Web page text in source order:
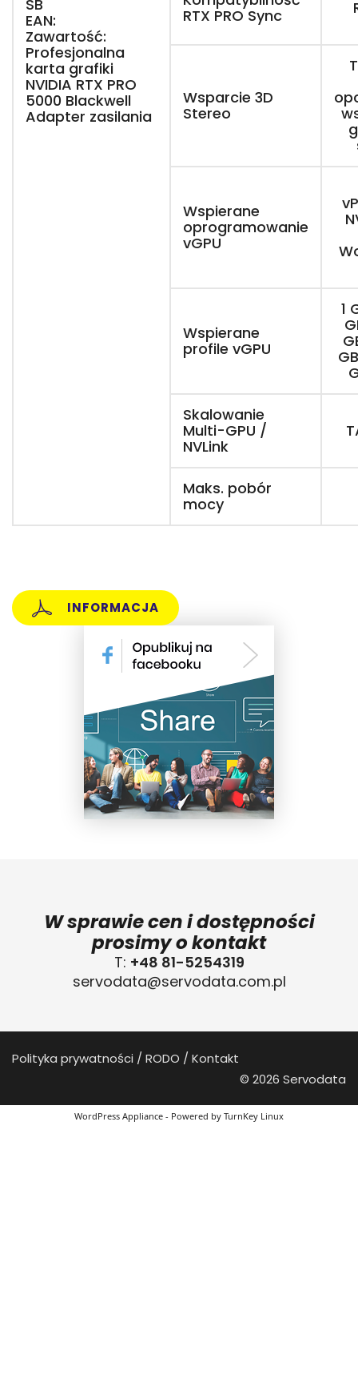
SB
EAN:
Zawartość:
Profesjonalna
karta grafiki
NVIDIA RTX PRO
5000 Blackwell
Adapter zasilania
RTX PRO Sync
Wsparcie 3D
Stereo
Wspierane
oprogramowanie
vGPU
Wspierane
profile vGPU
1
Skalowanie
Multi-GPU /
NVLink
Maks. pobór
mocy
INFORMACJA
W sprawie cen i dostępności
prosimy o kontakt
T: +48 81-5254319
servodata@servodata.com.pl
Polityka prywatności RODO
Kontakt
© 2026 Servodata
WordPress Appliance - Powered by TurnKey Linux